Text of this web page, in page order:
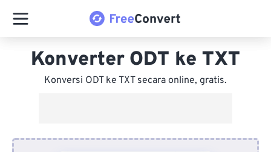
Konverter ODT ke TXT
Konversi ODT ke TXT secara online, gratis.